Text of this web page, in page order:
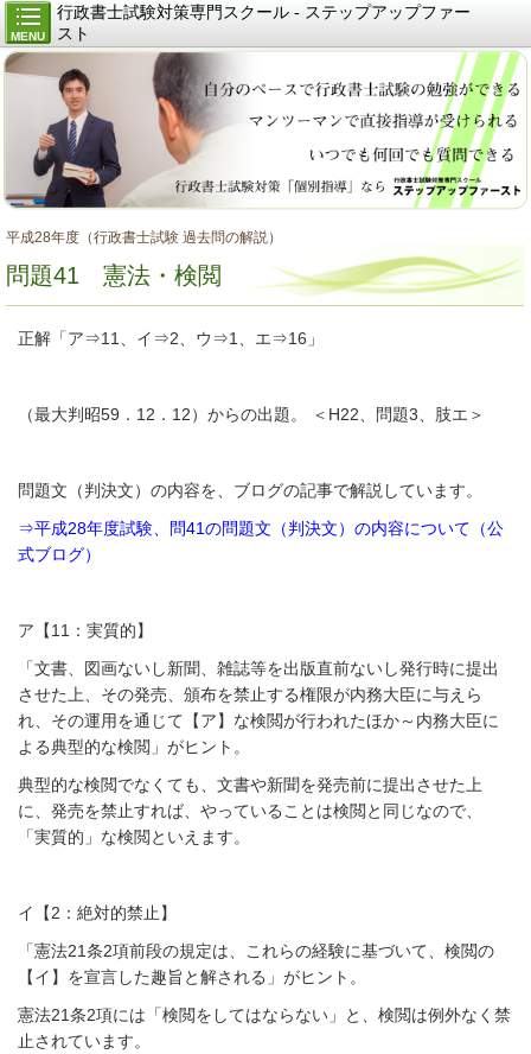
MENU
行政書士試験対策専門スクール - ステップアップファー
スト
平成28年度（行政書士試験 過去問の解説）
問題41 憲法・検閲
正解「ア⇒11、イ⇒2、ウ⇒1、エ⇒16」
（最大判昭59．12．12）からの出題。 ＜H22、問題3、肢エ＞
問題文（判決文）の内容を、ブログの記事で解説しています。
⇒平成28年度試験、問41の問題文（判決文）の内容について（公
式ブログ）
ア【11：実質的】
「文書、図画ないし新聞、雑誌等を出版直前ないし発行時に提出
させた上、その発売、頒布を禁止する権限が内務大臣に与えら
れ、その運用を通じて【ア】な検閲が行われたほか～内務大臣に
よる典型的な検閲」がヒント。
典型的な検閲でなくても、文書や新聞を発売前に提出させた上
に、発売を禁止すれば、やっていることは検閲と同じなので、
「実質的」な検閲といえます。
イ【2：絶対的禁止】
「憲法21条2項前段の規定は、これらの経験に基づいて、検閲の
【イ】を宣言した趣旨と解される」がヒント。
憲法21条2項には「検閲をしてはならない」と、検閲は例外なく禁
止されています。